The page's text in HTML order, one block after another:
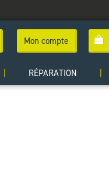
Mon compte
RÉPARATION